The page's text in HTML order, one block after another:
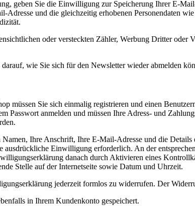
geben Sie die Einwilligung zur Speicherung Ihrer E-
Adresse und die gleichzeitig erhobenen Personendaten
oder versteckten Zähler, Werbung Dritter
wie Sie sich für den Newsletter wieder abmelden
müssen Sie sich einmalig registrieren und einen
Passwort anmelden und müssen Ihre Adress- und
Ihre Anschrift, Ihre E-Mail-Adresse und die
ausdrückliche Einwilligung erforderlich. An der
danach durch Aktivieren eines
Stelle auf der Internetseite sowie Datum und Uhrzeit.
jederzeit formlos zu widerrufen. Der
in Ihrem Kundenkonto gespeichert.